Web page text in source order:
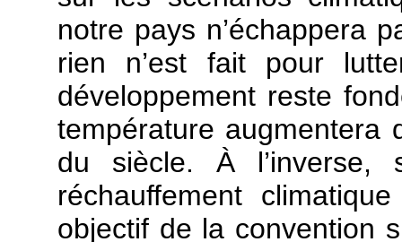
notre pays n’échappera
rien n’est fait pour
développement reste
température augmentera
du siècle. À l’inverse,
réchauffement
objectif de la convention